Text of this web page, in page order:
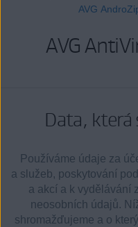
AVG
AVG
Data,
Používáme údaje za
a služeb, poskytování
a akcí a k vydělávání
neosobních údajů.
shromažďujeme a o